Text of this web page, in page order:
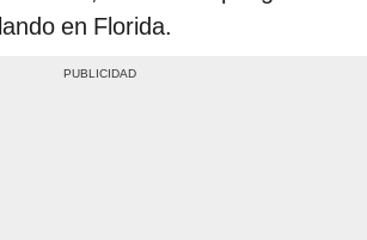
en Florida.